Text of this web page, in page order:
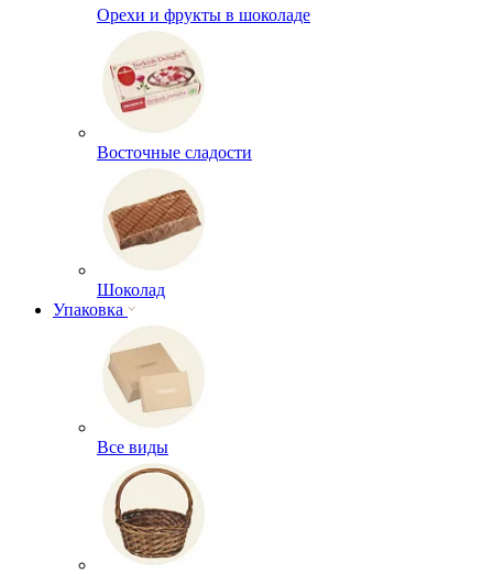
Орехи и фрукты в шоколаде
Восточные сладости
Шоколад
Упаковка
Все виды